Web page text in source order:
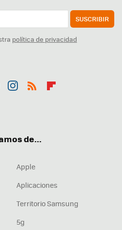
SUSCRIBIR
política de privacidad
de...
Apple
Aplicaciones
Territorio Samsung
5g